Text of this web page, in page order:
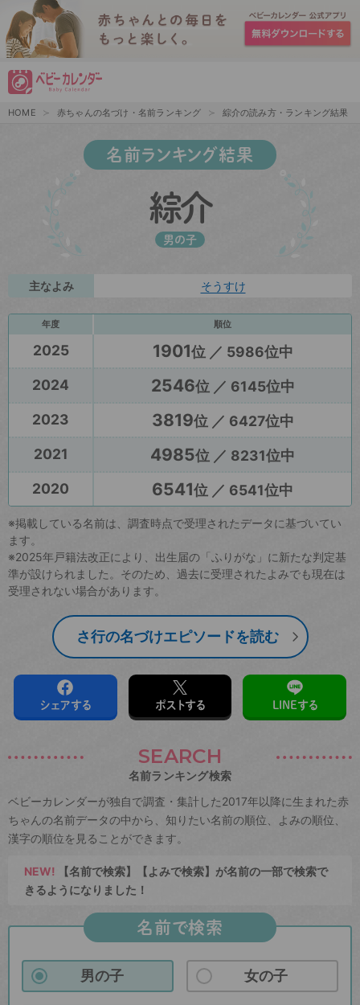
HOME 赤ちゃんの名づけ・名前ランキング 綜介の読み方・ランキング結果
名前ランキング結果
綜介
男の子
主なよみ そうすけ
年度 順位
2025 1901位 ／ 5986位中
2024
2546位 ／ 6145位中
2023
3819位 ／ 6427位中
2021
4985位 ／ 8231位中
2020
6541位 ／ 6541位中
※掲載している名前は、調査時点で受理されたデータに基づいてい
ます。
※2025年戸籍法改正により、出生届の「ふりがな」に新たな判定基
準が設けられました。そのため、過去に受理されたよみでも現在は
受理されない場合があります。
さ行の名づけエピソードを読む
シェアする ポストする LINEする
SEARCH
名前ランキング検索
ベビーカレンダーが独自で調査・集計した2017年以降に生まれた赤
ちゃんの名前データの中から、知りたい名前の順位、よみの順位、
漢字の順位を見ることができます。
NEW! 【名前で検索】【よみで検索】が名前の一部で検索で
きるようになりました！
名前で検索
男の子 女の子